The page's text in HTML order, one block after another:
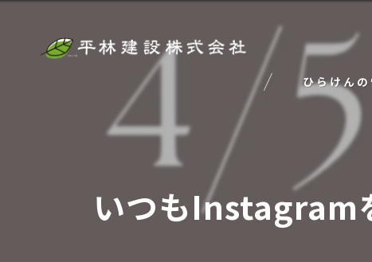
ひらけんの
いつもInstagram